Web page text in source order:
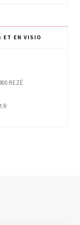
ET EN VISIO
REZÉ